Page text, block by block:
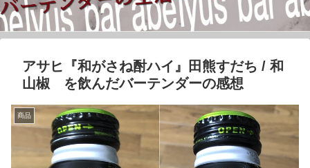
アサヒ『和がさね酎ハイ』田熊すだち / 和
山椒 を飲んだバーテンダーの感想
商品